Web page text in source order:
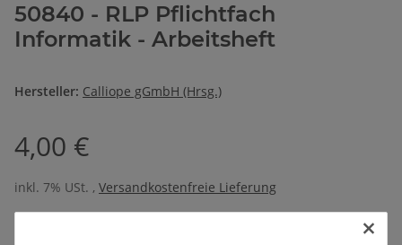
50840 - RLP Pflichtfach
Informatik - Arbeitsheft
Hersteller: Calliope gGmbH (Hrsg.)
4,00 €
inkl. 7% USt. , Versandkostenfreie Lieferung
×